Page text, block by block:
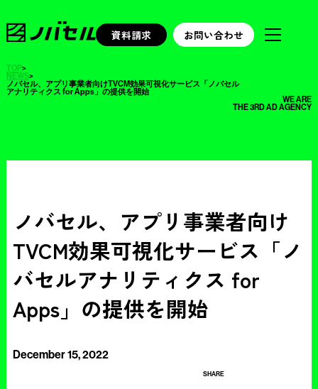
資料請求 お問い合わせ
TOP>
NEWS>
ノバセル、アプリ事業者向けTVCM効果可視化サービス「ノバセル
アナリティクス for Apps」の提供を開始
WE ARE
THE 3RD AD AGENCY
ノバセル、アプリ事業者向け
TVCM効果可視化サービス「ノ
バセルアナリティクス for
Apps」の提供を開始
December 15, 2022
SHARE